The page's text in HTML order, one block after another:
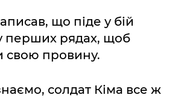
що піде у бій
перших рядах, щоб
свою провину.
солдат Кіма все ж